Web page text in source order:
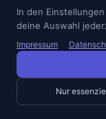
Braunschweig
mehr als 1.100
Stand 03. Juni
.
Leasing, ersetzt
Entscheidend
In den
deine Auswahl
Impressum
Nur